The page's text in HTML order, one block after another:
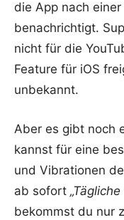
die App nach
benachrichtigt.
nicht für die
Feature für iOS
unbekannt.
Aber es gibt noch
kannst für eine
und Vibrationen
ab sofort
bekommst du nur